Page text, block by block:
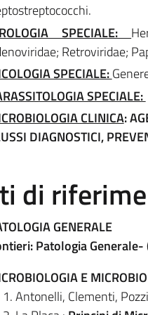
SPECIALE:
Retroviridae;
SPECIALE:
SPECIALE:
CLINICA:
DIAGNOSTICI,
di
GENERALE
Patologia
E
Antonelli, Clementi,